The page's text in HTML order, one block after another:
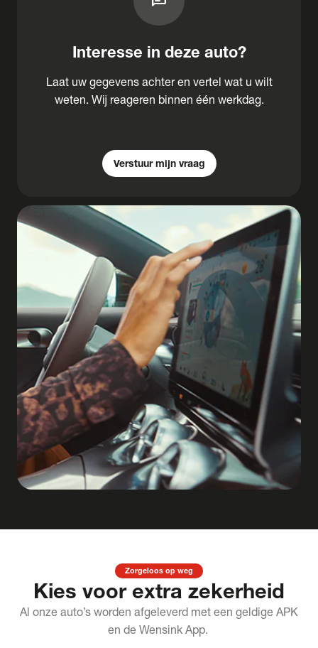
Interesse in deze auto?
Laat uw gegevens achter en vertel wat u wilt
weten. Wij reageren binnen één werkdag.
Verstuur mijn vraag
Zorgeloos op weg
Kies voor extra zekerheid
Al onze auto’s worden afgeleverd met een geldige APK
en de Wensink App.